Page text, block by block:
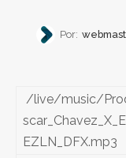
Por:
/live/music/
EZLN_DFX.mp3